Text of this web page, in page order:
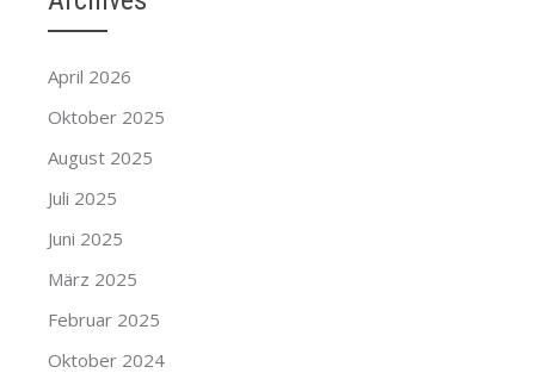
April 2026
Oktober 2025
August 2025
Juli 2025
Juni 2025
März 2025
Februar 2025
Oktober 2024